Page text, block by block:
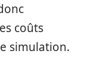
coûts
simulation.